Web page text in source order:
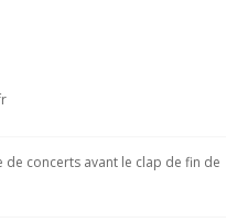
de concerts avant le clap de fin de